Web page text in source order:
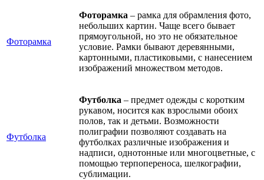
Фоторамка
Фоторамка – рамка для обрамления фото,
небольших картин. Чаще всего бывает
прямоугольной, но это не обязательное
условие. Рамки бывают деревянными,
картонными, пластиковыми, с нанесением
изображений множеством методов.
Футболка
Футболка – предмет одежды с коротким
рукавом, носится как взрослыми обоих
полов, так и детьми. Возможности
полиграфии позволяют создавать на
футболках различные изображения и
надписи, однотонные или многоцветные, с
помощью терпопереноса, шелкографии,
сублимации.